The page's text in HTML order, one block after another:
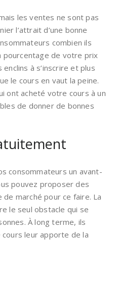
les ventes ne sont pas
l’attrait d’une bonne
combien ils
pourcentage de votre prix
à s’inscrire et plus
le cours en vaut la peine.
ont acheté votre cours à un
de donner de bonnes
consommateurs un avant-
pouvez proposer des
marché pour ce faire. La
le seul obstacle qui se
À long terme, ils
leur apporte de la